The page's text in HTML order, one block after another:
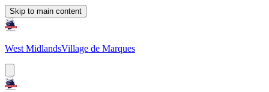
Skip to main content
West MidlandsVillage de Marques